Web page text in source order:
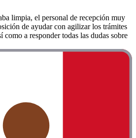
limpia, el personal de recepción muy
de ayudar con agilizar los trámites
a responder todas las dudas sobre